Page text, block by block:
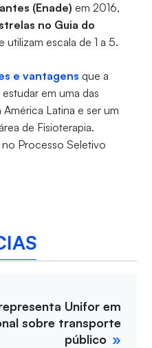
(Enade) em 2016,
no Guia do
utilizam escala de 1 a 5.
e vantagens que a
em uma das
Latina e ser um
de Fisioterapia.
Processo Seletivo
Unifor em
sobre transporte
público